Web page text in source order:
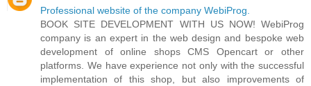
Professional website of the company WebiProg.
BOOK SITE DEVELOPMENT WITH US NOW! WebiProg
company is an expert in the web design and bespoke web
development of online shops CMS Opencart or other
platforms. We have experience not only with the successful
implementation of this shop, but also improvements of